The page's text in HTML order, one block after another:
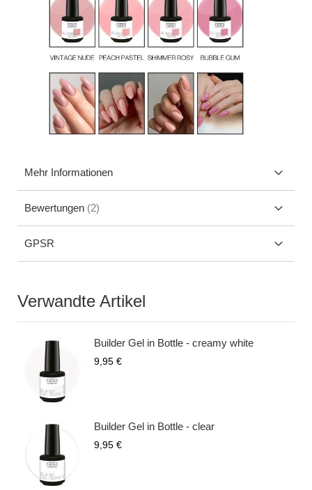
Verwandte Artikel
Builder Gel in Bottle - creamy white
9,95 €
Builder Gel in Bottle - clear
9,95 €
Mehr Informationen
Bewertungen 2
GPSR